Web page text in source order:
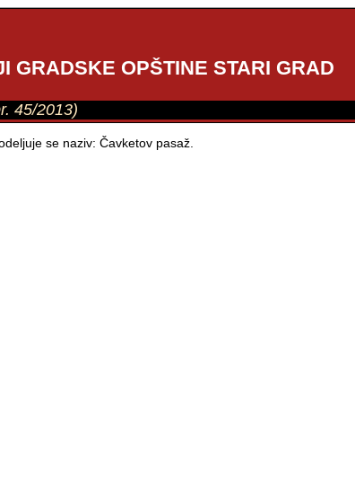
GRADSKE OPŠTINE STARI GRAD
45/2013)
se naziv: Čavketov pasaž.